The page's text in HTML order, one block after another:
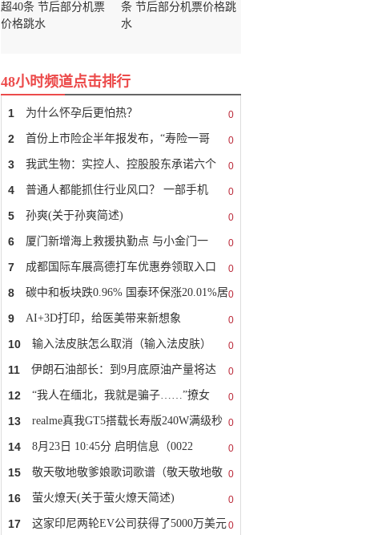
条 节后部分机票价格跳
水
48小时频道点击排行
0
1 为什么怀孕后更怕热？
0
2 首份上市险企半年报发布，“寿险一哥
0
3 我武生物：实控人、控股股东承诺六个
0
4 普通人都能抓住行业风口？ 一部手机
0
5 孙爽(关于孙爽简述)
0
6 厦门新增海上救援执勤点 与小金门一
0
7 成都国际车展高德打车优惠券领取入口
0
8
碳中和板块跌0.96% 国泰环保涨20.01%居
首
0
9 AI+3D打印，给医美带来新想象
0
10 输入法皮肤怎么取消（输入法皮肤）
0
11 伊朗石油部长：到9月底原油产量将达
0
12 “我人在缅北，我就是骗子……”撩女
0
13
realme真我GT5搭载长寿版240W满级秒
充
0
14 8月23日 10:45分 启明信息（0022
0
15 敬天敬地敬爹娘歌词歌谱（敬天敬地敬
0
16 萤火燎天(关于萤火燎天简述)
0
17 这家印尼两轮EV公司获得了5000万美元